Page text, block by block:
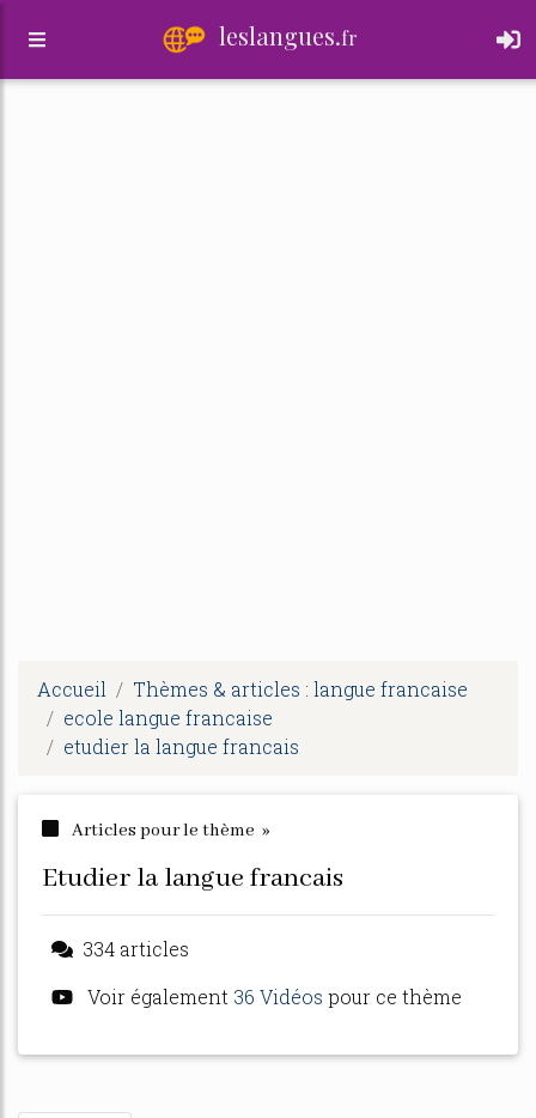
leslangues.fr
Accueil
Thèmes & articles : langue francaise
ecole langue francaise
etudier la langue francais
Articles pour le thème »
etudier la langue francais
334 articles
Voir également 36 Vidéos pour ce thème